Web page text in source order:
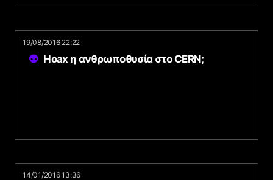
19/08/2016 22:22
Hoax η ανθρωποθυσία στο CERN;
14/01/2016 13:36